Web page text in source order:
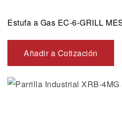
Estufa a Gas EC-6-GRILL
Añadir a Cotización